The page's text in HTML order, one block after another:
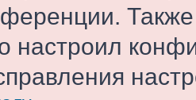
настроил